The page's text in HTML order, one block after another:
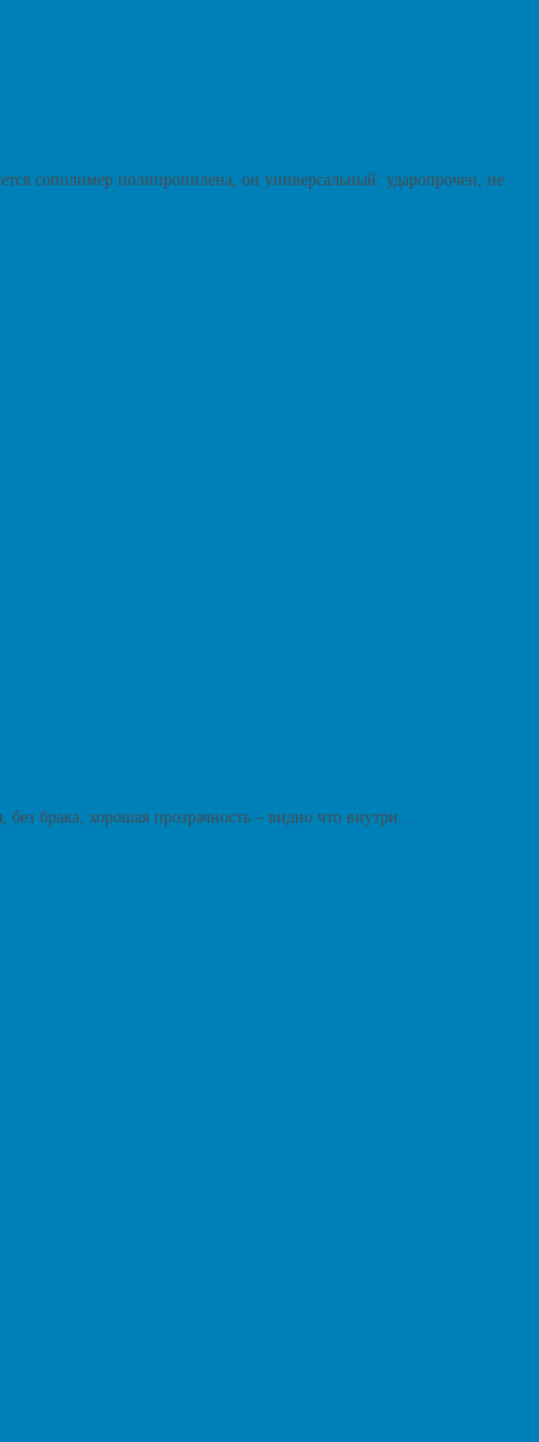
сополимер полипропилена, он универсальный: ударопрочен, не
брака, хорошая прозрачность – видно что внутри. .